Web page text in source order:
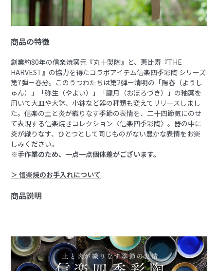
商品の特徴
創業約80年の信楽焼窯元『丸十製陶』と、恵比寿『THE
HARVEST』の協力を得たコラボアイテム信楽四季彩陶 シリーズ
第7弾ー春分。このうつわたちは第2弾ー清明の「陽春（ようし
ゅん）」「弥生（やよい）」「朧月（おぼろづき）」の釉薬を
用いて大皿や大鉢、小鉢など器の種類も変えてリリースしまし
た。信楽の土と炎が織りなす季節の表情を、二十四節気にのせ
て表現する信楽焼きコレクション〈信楽四季彩陶〉。器の中に
炎が織りなす、ひとつとして同じものがない豊かな表情をお楽
しみください。
※手作業のため、一点一点個体差がございます。
＞ 信楽焼のお手入れについて
商品説明